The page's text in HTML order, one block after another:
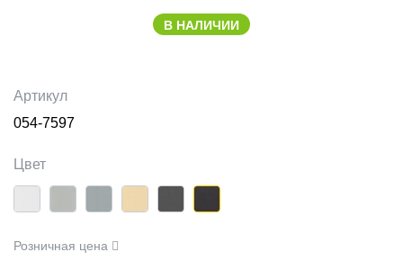
В НАЛИЧИИ
Артикул
054-7597
Цвет
Розничная цена